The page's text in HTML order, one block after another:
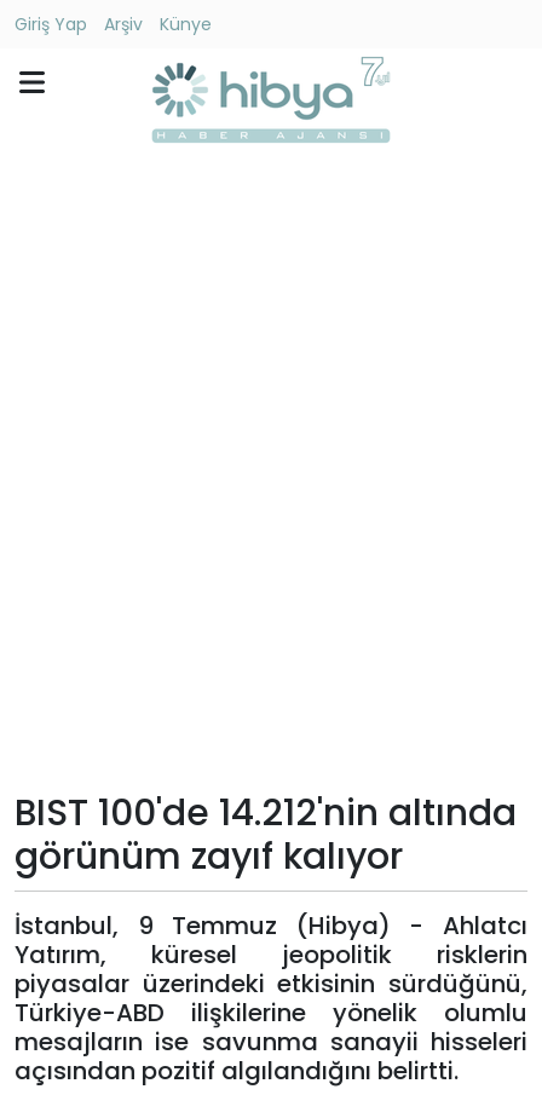
Giriş Yap Arşiv
Künye
Giriş
Yap
BIST 100'de 14.212'nin altında
görünüm zayıf kalıyor
İstanbul, 9 Temmuz (Hibya) - Ahlatcı
Yatırım, küresel jeopolitik risklerin
piyasalar üzerindeki etkisinin sürdüğünü,
Türkiye-ABD ilişkilerine yönelik olumlu
mesajların ise savunma sanayii hisseleri
açısından pozitif algılandığını belirtti.